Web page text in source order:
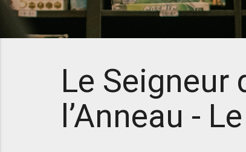
Le Seigneur
l’Anneau -